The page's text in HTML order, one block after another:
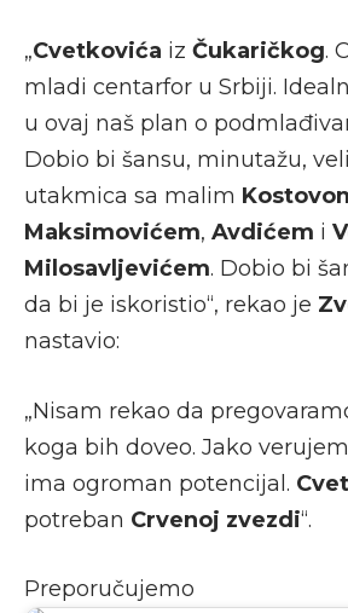
„Cvetkovića iz Čukaričkog.
mladi centarfor u Srbiji.
u ovaj naš plan o
Dobio bi šansu, minutažu,
utakmica sa malim
Maksimovićem, Avdićem i
Milosavljevićem. Dobio bi
da bi je iskoristio“, rekao je
nastavio:
„Nisam rekao da
koga bih doveo. Jako
ima ogroman potencijal.
potreban Crvenoj zvezdi“.
Preporučujemo